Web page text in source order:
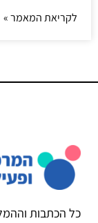
לקריאת המאמר »
כל הכתבות